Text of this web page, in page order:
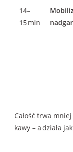
14–
15 min
Całość trwa
kawy – a działa